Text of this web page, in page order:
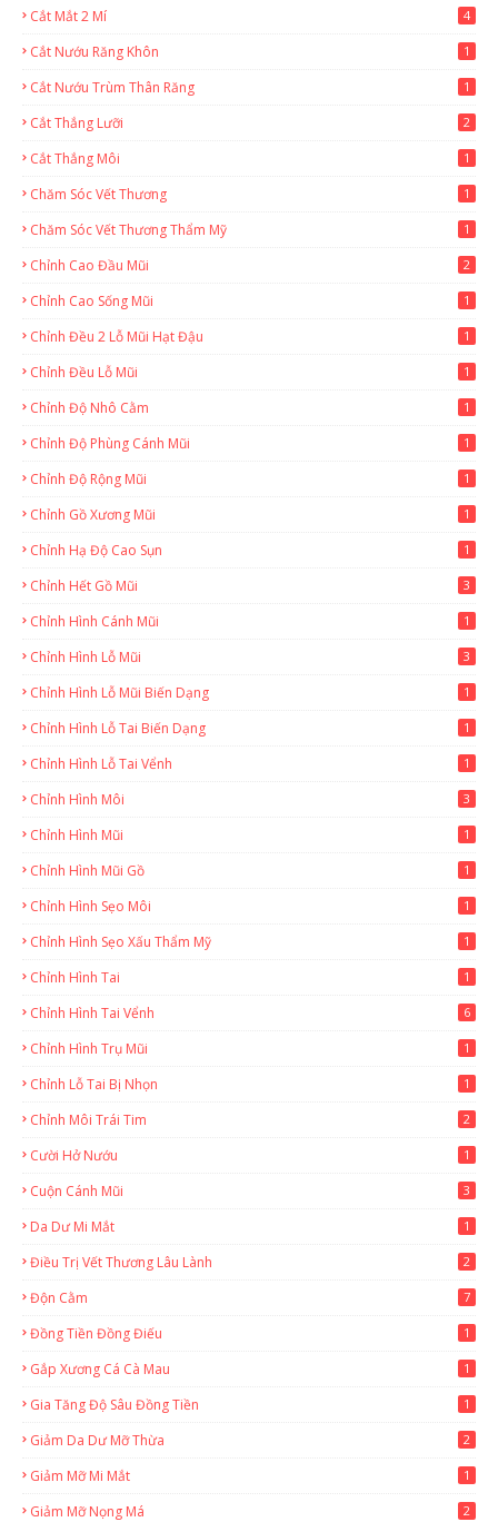
Cắt Mắt 2 Mí 4
Cắt Nướu Răng Khôn 1
Cắt Nướu Trùm Thân Răng 1
Cắt Thắng Lưỡi 2
Cắt Thắng Môi 1
Chăm Sóc Vết Thương 1
Chăm Sóc Vết Thương Thẩm Mỹ 1
Chỉnh Cao Đầu Mũi 2
Chỉnh Cao Sống Mũi 1
Chỉnh Đều 2 Lỗ Mũi Hạt Đậu 1
Chỉnh Đều Lỗ Mũi 1
Chỉnh Độ Nhô Cằm 1
Chỉnh Độ Phùng Cánh Mũi 1
Chỉnh Độ Rộng Mũi 1
Chỉnh Gồ Xương Mũi 1
Chỉnh Hạ Độ Cao Sụn 1
Chỉnh Hết Gồ Mũi 3
Chỉnh Hình Cánh Mũi 1
Chỉnh Hình Lỗ Mũi 3
Chỉnh Hình Lỗ Mũi Biến Dạng 1
Chỉnh Hình Lỗ Tai Biến Dạng 1
Chỉnh Hình Lỗ Tai Vểnh 1
Chỉnh Hình Môi 3
Chỉnh Hình Mũi 1
Chỉnh Hình Mũi Gồ 1
Chỉnh Hình Sẹo Môi 1
Chỉnh Hình Sẹo Xấu Thẩm Mỹ 1
Chỉnh Hình Tai 1
Chỉnh Hình Tai Vểnh 6
Chỉnh Hình Trụ Mũi 1
Chỉnh Lỗ Tai Bị Nhọn 1
Chỉnh Môi Trái Tim 2
Cười Hở Nướu 1
Cuộn Cánh Mũi 3
Da Dư Mi Mắt 1
Điều Trị Vết Thương Lâu Lành 2
Độn Cằm 7
Đồng Tiền Đồng Điếu 1
Gắp Xương Cá Cà Mau 1
Gia Tăng Độ Sâu Đồng Tiền 1
Giảm Da Dư Mỡ Thừa 2
Giảm Mỡ Mi Mắt 1
Giảm Mỡ Nọng Má 2